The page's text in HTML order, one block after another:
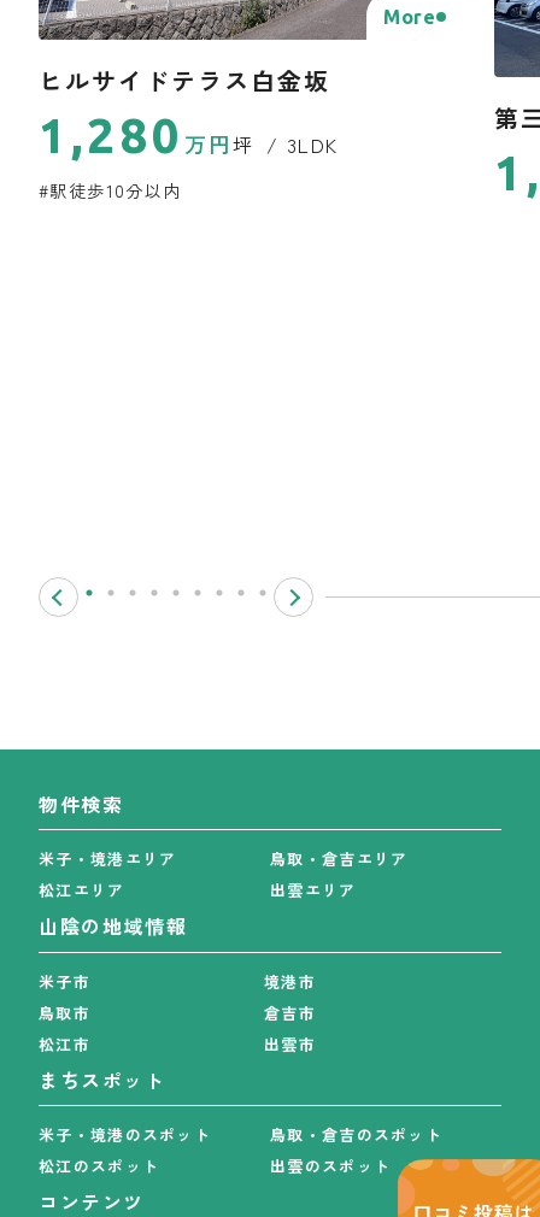
More
ヒルサイドテラス白金坂
1,280 万円坪 / 3LDK
#駅徒歩10分以内
第
物件検索
米子・境港エリア
鳥取・倉吉エリア
松江エリア
出雲エリア
山陰の地域情報
米子市
境港市
鳥取市
倉吉市
松江市
出雲市
まちスポット
米子・境港のスポット
鳥取・倉吉のスポット
松江のスポット
出雲のスポット
コンテンツ